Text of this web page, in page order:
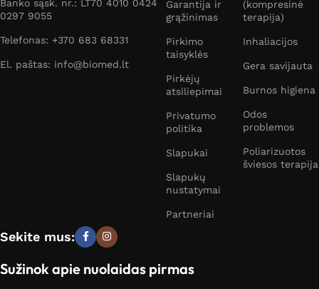
Banko sąsk. nr.: LT70 4010 0424
0297 9055
Telefonas: +370 683 68331
El. paštas: info@biomed.lt
Garantija ir
grąžinimas
Pirkimo
taisyklės
Pirkėjų
atsiliepimai
Privatumo
politika
Slapukai
Slapukų
nustatymai
Partneriai
(kompresinė
terapija)
Inhaliacijos
Gera savijauta
Burnos higiena
Odos
problemos
Poliarizuotos
šviesos terapija
Sekite mus:
Sužinok apie nuolaidas pirmas